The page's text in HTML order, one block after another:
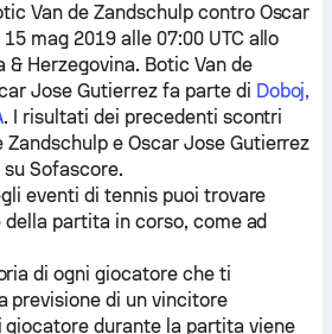
Van de Zandschulpcontro Oscar
mag 2019 alle 07:00 UTC allo
& Herzegovina. Botic Van de
Jose Gutierrezfa parte di Doboj,
. I risultati dei precedenti scontri
Zandschulp e Oscar Jose Gutierrez
Sofascore.
eventi di tennis puoi trovare
partita in corso, come ad
di ogni giocatore che ti
previsione di un vincitore
giocatore durante la partita viene